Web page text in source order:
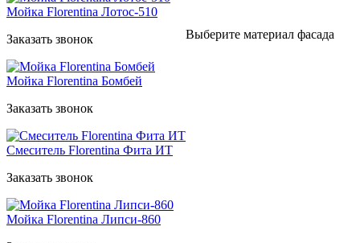
Мойка Florentina Лотос-510
Заказать звонок
Мойка Florentina Бомбей
Заказать звонок
Смеситель Florentina Фита ИТ
Заказать звонок
Мойка Florentina Липси-860
Выберите материал фасада